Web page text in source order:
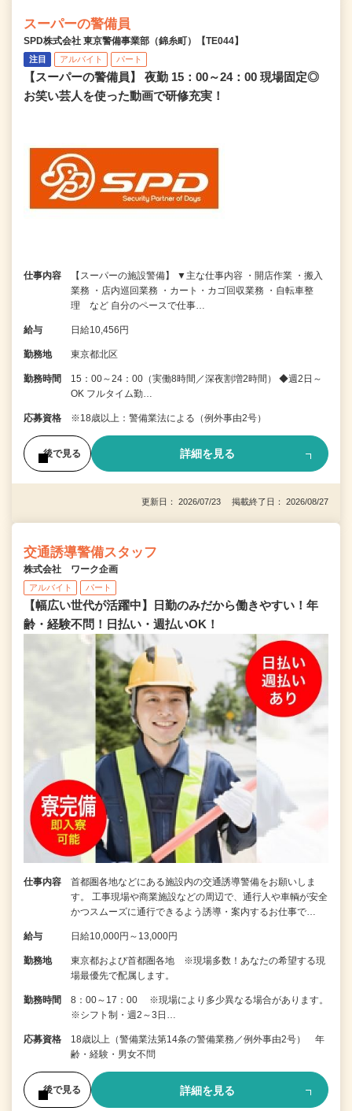
スーパーの警備員
SPD株式会社 東京警備事業部（錦糸町）【TE044】
注目 アルバイト パート
【スーパーの警備員】 夜勤 15：00～24：00 現場固定◎
お笑い芸人を使った動画で研修充実！
仕事内容
【スーパーの施設警備】 ▼主な仕事内容 ・開店作業 ・搬入
業務 ・店内巡回業務 ・カート・カゴ回収業務 ・自転車整
理 など 自分のペースで仕事…
給与 日給10,456円
勤務地 東京都北区
勤務時間
15：00～24：00（実働8時間／深夜割増2時間） ◆週2日～
OK フルタイム勤…
応募資格 ※18歳以上：警備業法による（例外事由2号）
後で見る 詳細を見る
更新日： 2026/07/23 掲載終了日： 2026/08/27
交通誘導警備スタッフ
株式会社 ワーク企画
アルバイト パート
【幅広い世代が活躍中】日勤のみだから働きやすい！年
齢・経験不問！日払い・週払いOK！
仕事内容
首都圏各地などにある施設内の交通誘導警備をお願いしま
す。 工事現場や商業施設などの周辺で、通行人や車輌が安全
かつスムーズに通行できるよう誘導・案内するお仕事で…
給与 日給10,000円～13,000円
勤務地
東京都および首都圏各地 ※現場多数！あなたの希望する現
場最優先で配属します。
勤務時間
8：00～17：00 ※現場により多少異なる場合があります。
※シフト制・週2～3日…
応募資格
18歳以上（警備業法第14条の警備業務／例外事由2号） 年
齢・経験・男女不問
後で見る 詳細を見る